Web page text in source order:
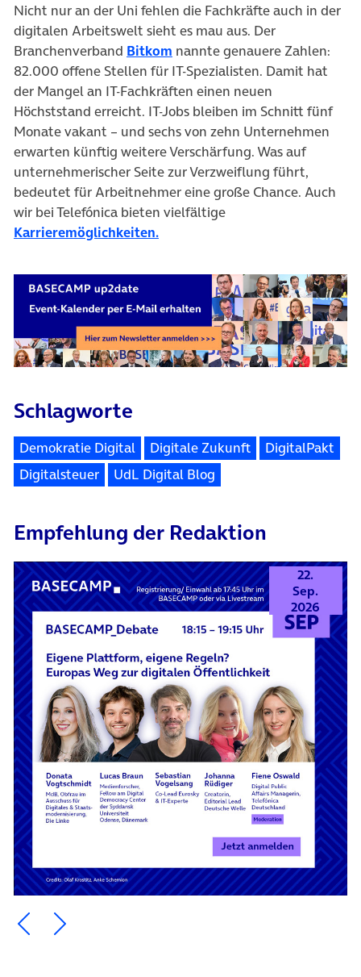
Nicht nur an der Uni fehlen die Fachkräfte auch in der
digitalen Arbeitswelt sieht es mau aus. Der
Branchenverband Bitkom nannte genauere Zahlen:
82.000 offene Stellen für IT-Spezialisten. Damit hat
der Mangel an IT-Fachkräften einen neuen
Höchststand erreicht. IT-Jobs bleiben im Schnitt fünf
Monate vakant – und sechs von zehn Unternehmen
erwarten künftig weitere Verschärfung. Was auf
unternehmerischer Seite zur Verzweiflung führt,
bedeutet für Arbeitnehmer eine große Chance. Auch
wir bei Telefónica bieten vielfältige
Karrieremöglichkeiten.
Schlagworte
Demokratie Digital Digitale Zukunft
DigitalPakt
Digitalsteuer
UdL Digital Blog
Empfehlung der Redaktion
22.
Sep.
2026
Ein Element zurück blättern
Ein Element weiter blättern